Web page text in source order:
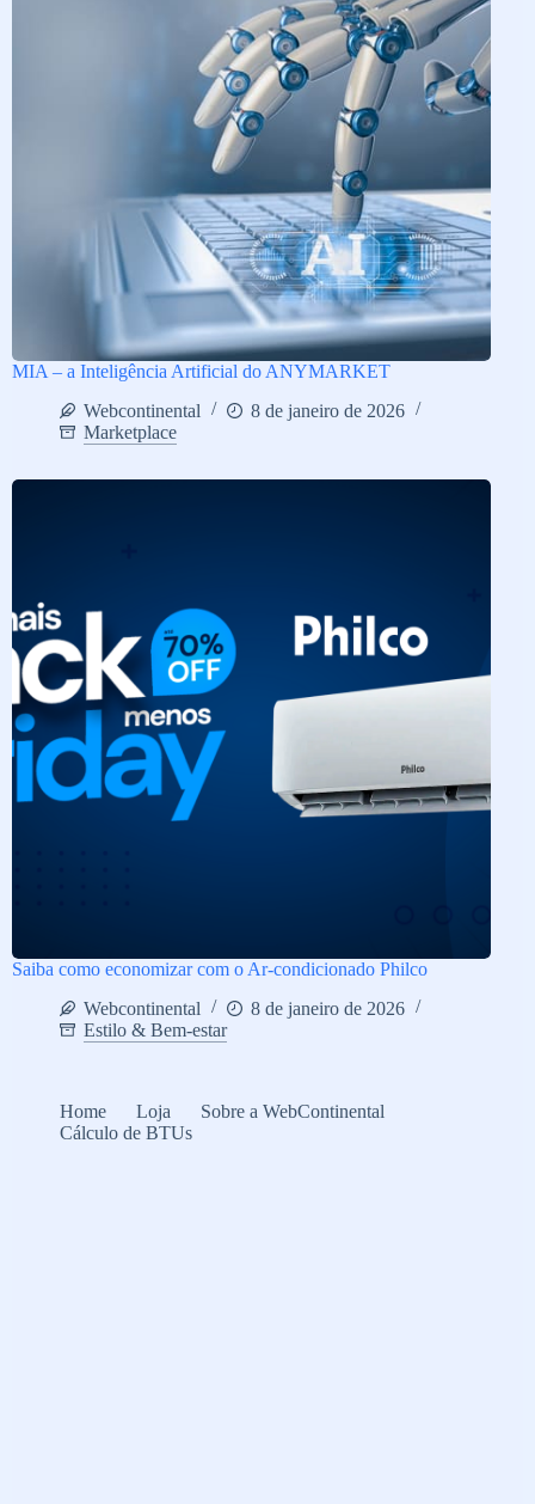
MIA – a Inteligência Artificial do ANYMARKET
Webcontinental
8 de janeiro de 2026
Marketplace
Saiba como economizar com o Ar-condicionado Philco
Webcontinental
8 de janeiro de 2026
Estilo & Bem-estar
Home Loja
Sobre a WebContinental
Cálculo de BTUs